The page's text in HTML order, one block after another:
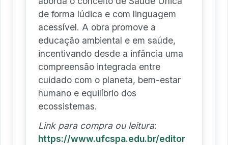
de forma lúdica e com linguagem
acessível. A obra promove a
educação ambiental e em saúde,
incentivando desde a infância uma
compreensão integrada entre
cuidado com o planeta, bem-estar
humano e equilíbrio dos
ecossistemas.
Link para compra ou leitura:
https://www.ufcspa.edu.br/editor